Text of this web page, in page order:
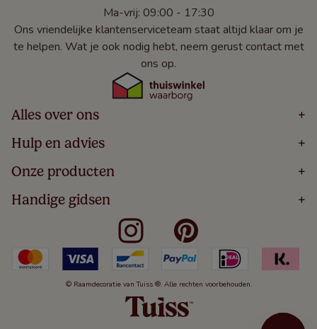
Ma-vrij: 09:00 - 17:30
Ons vriendelijke klantenserviceteam staat altijd klaar om je
te helpen. Wat je ook nodig hebt, neem gerust contact met
ons op.
Alles over ons +
Home
Over
Bestellen
Winacties
Veelgestelde Vragen
Hulp en advies +
Volg Je Bestelling
Levering
5 Jaar Garantie
Algemene Voorwaarden
Kindveiligheid
Cookies
Herroepingsrecht
Onze producten +
Houten Jaloezieën
Rolgordijnen
Verticale Jaloezieën
Duo Rolgordijnen
Duo Plisségordijnen
Handige gidsen +
Meten Voor Raamdecoratie
Badkamer Raamdecoratie
Slaapkamer Raamdecoratie
Keuken Raamdecoratie
De Jaloezieën Gids
Jaloezieënwoordenboek
© Raamdecoratie van Tuiss ®. Alle rechten voorbehouden.